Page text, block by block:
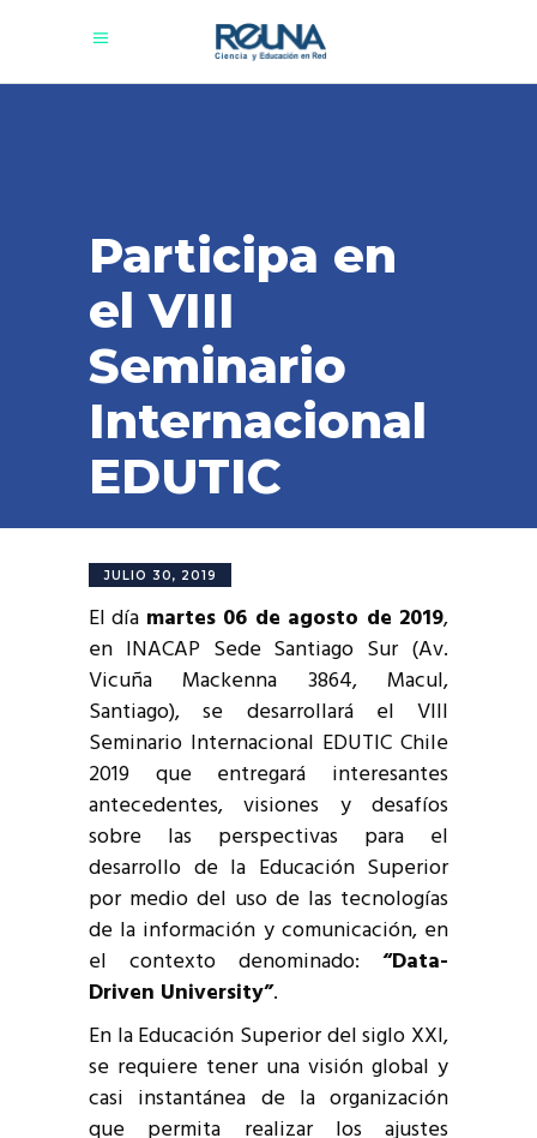
Participa en
el VIII
Seminario
Internacional
EDUTIC
JULIO 30, 2019
El día martes 06 de agosto de 2019,
en INACAP Sede Santiago Sur (Av.
Vicuña Mackenna 3864, Macul,
Santiago), se desarrollará el VIII
Seminario Internacional EDUTIC Chile
2019 que entregará interesantes
antecedentes, visiones y desafíos
sobre las perspectivas para el
desarrollo de la Educación Superior
por medio del uso de las tecnologías
de la información y comunicación, en
el contexto denominado: “Data-
Driven University”.
En la Educación Superior del siglo XXI,
se requiere tener una visión global y
casi instantánea de la organización
que permita realizar los ajustes